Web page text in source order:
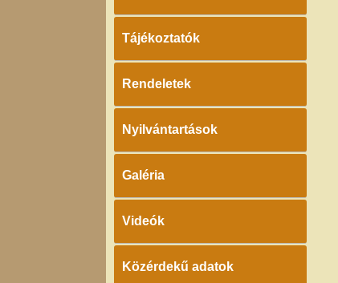
Tájékoztatók
Rendeletek
Nyilvántartások
Galéria
Videók
Közérdekű adatok